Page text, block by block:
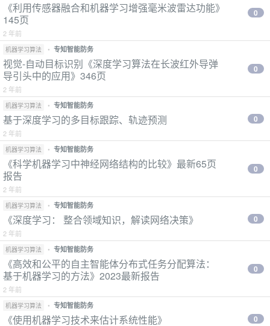
《利用传感器融合和机器学习增强毫米波雷达功能》
145页
2 年前
0
机器学习算法 • 专知智能防务
视觉-自动目标识别《深度学习算法在长波红外导弹
导引头中的应用》346页
2 年前
0
机器学习算法 • 专知智能防务
基于深度学习的多目标跟踪、轨迹预测
2 年前
0
机器学习算法 • 专知智能防务
《科学机器学习中神经网络结构的比较》最新65页
报告
2 年前
0
机器学习算法 • 专知智能防务
《深度学习： 整合领域知识，解读网络决策》
2 年前
0
机器学习算法 • 专知智能防务
《高效和公平的自主智能体分布式任务分配算法：
基于机器学习的方法》2023最新报告
2 年前
0
机器学习算法 • 专知智能防务
《使用机器学习技术来估计系统性能》 0